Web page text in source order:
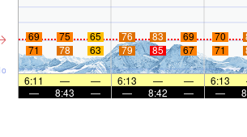
mar
69 75 65 76 83 69 70
71
78 63 79 85 67 71
6:11 — — 6:13 — — 6:13
—
8:43 — — 8:42 — —